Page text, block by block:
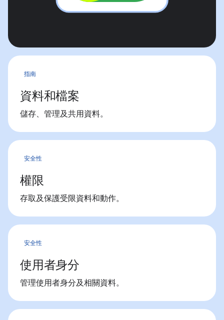
指南
資料和檔案
儲存、管理及共用資料。
安全性
權限
存取及保護受限資料和動作。
安全性
使用者身分
管理使用者身分及相關資料。